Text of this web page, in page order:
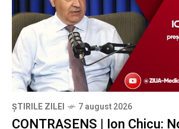
ȘTIRILE ZILEI 7 august 2026
CONTRASENS | Ion Chicu: